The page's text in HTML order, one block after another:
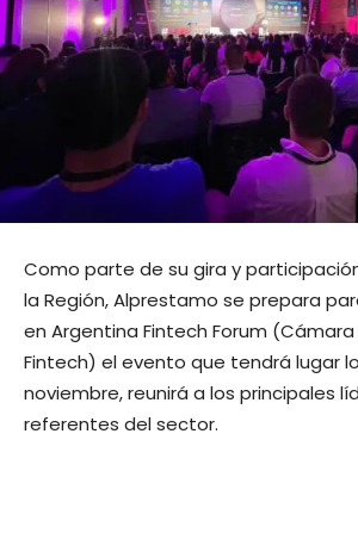
Como parte de su gira y
la Región, Alprestamo se prepara
en Argentina Fintech Forum
Fintech) el evento que tendrá lugar
noviembre, reunirá a los principales
referentes del sector.